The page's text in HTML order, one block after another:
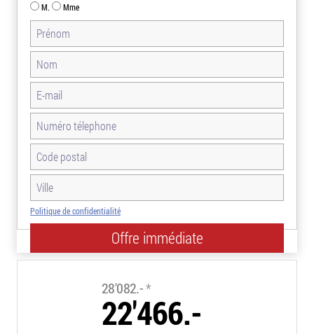
M. Mme
Politique de confidentialité
28'082.-*
22'466.-